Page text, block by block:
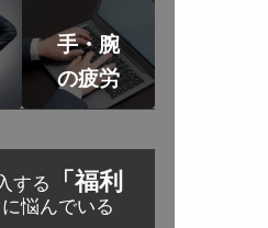
手・腕
の疲労
する
「福利
に悩んでいる